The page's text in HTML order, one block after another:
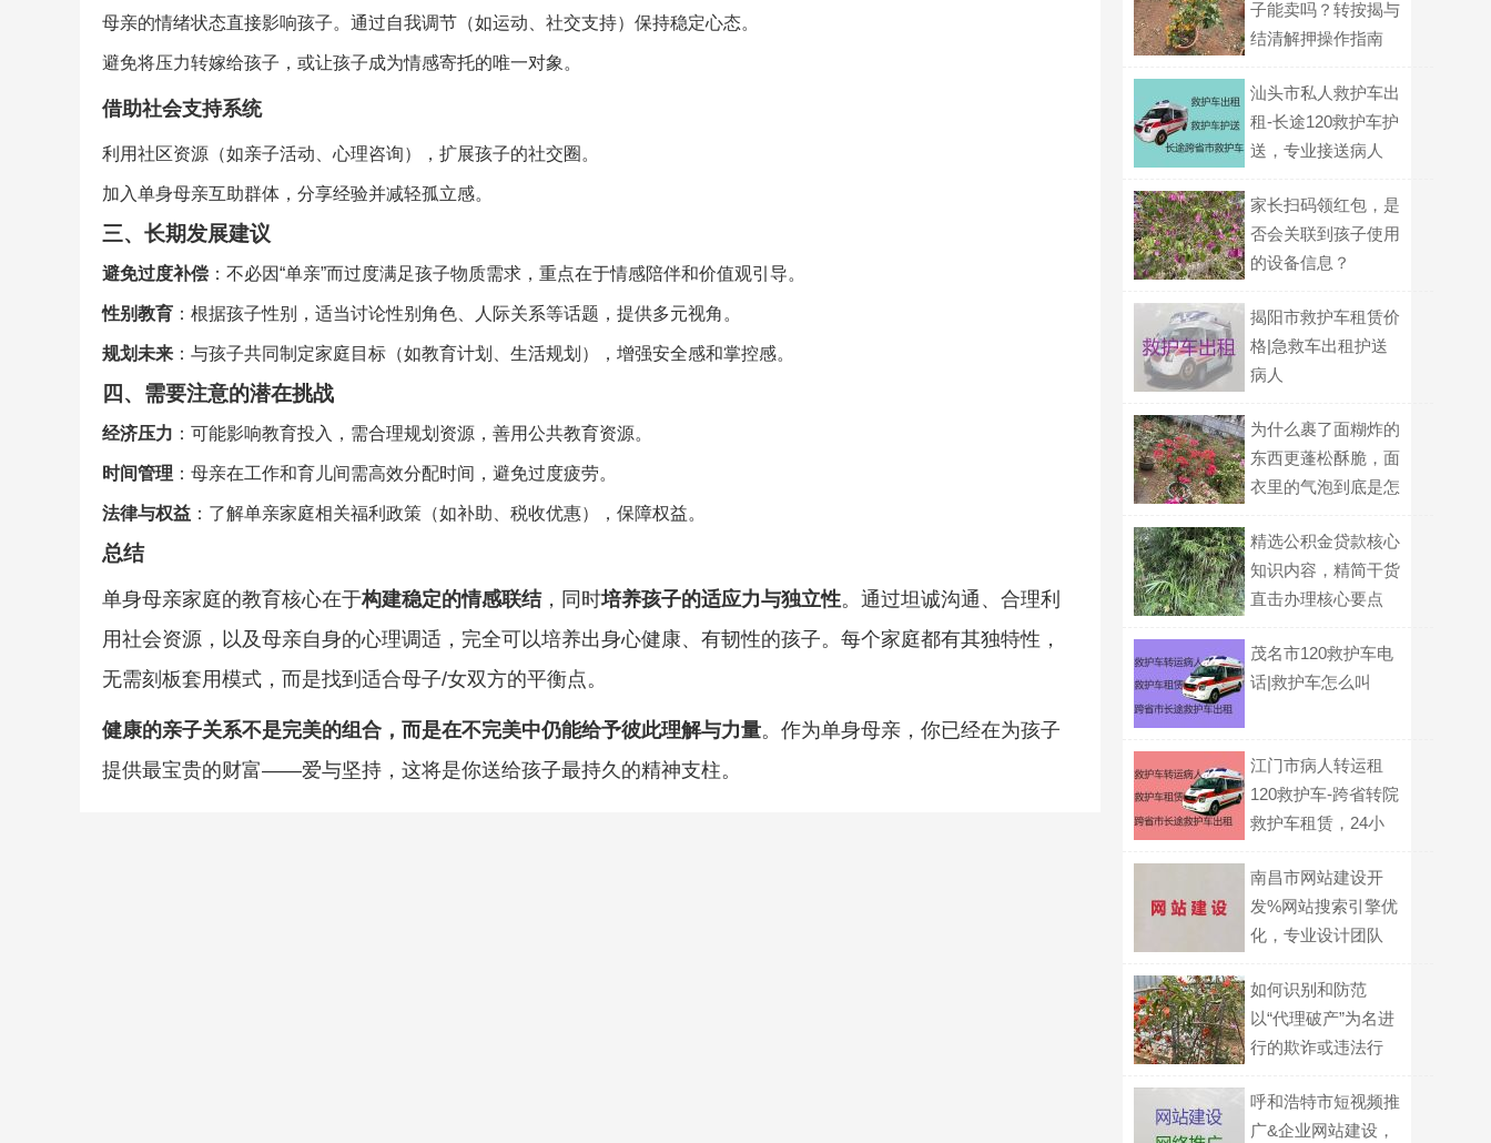
母亲的情绪状态直接影响孩子。通过自我调节（如运动、社交支持）保持稳定心态。
避免将压力转嫁给孩子，或让孩子成为情感寄托的唯一对象。
借助社会支持系统
利用社区资源（如亲子活动、心理咨询），扩展孩子的社交圈。
加入单身母亲互助群体，分享经验并减轻孤立感。
三、长期发展建议
避免过度补偿 ：不必因“单亲”而过度满足孩子物质需求，重点在于情感陪伴和价值观引导。
性别教育 ：根据孩子性别，适当讨论性别角色、人际关系等话题，提供多元视角。
规划未来 ：与孩子共同制定家庭目标（如教育计划、生活规划），增强安全感和掌控感。
四、需要注意的潜在挑战
经济压力 ：可能影响教育投入，需合理规划资源，善用公共教育资源。
时间管理 ：母亲在工作和育儿间需高效分配时间，避免过度疲劳。
法律与权益 ：了解单亲家庭相关福利政策（如补助、税收优惠），保障权益。
总结
单身母亲家庭的教育核心在于构建稳定的情感联结，同时培养孩子的适应力与独立性。通过坦诚沟通、合理利
用社会资源，以及母亲自身的心理调适，完全可以培养出身心健康、有韧性的孩子。每个家庭都有其独特性，
无需刻板套用模式，而是找到适合母子/女双方的平衡点。
健康的亲子关系不是完美的组合，而是在不完美中仍能给予彼此理解与力量。作为单身母亲，你已经在为孩子
提供最宝贵的财富——爱与坚持，这将是你送给孩子最持久的精神支柱。
子能卖吗？转按揭与
结清解押操作指南
汕头市私人救护车出
租-长途120救护车护
送，专业接送病人
家长扫码领红包，是
否会关联到孩子使用
的设备信息？
揭阳市救护车租赁价
格|急救车出租护送
病人
为什么裹了面糊炸的
东西更蓬松酥脆，面
衣里的气泡到底是怎
精选公积金贷款核心
知识内容，精简干货
直击办理核心要点
茂名市120救护车电
话|救护车怎么叫
江门市病人转运租
120救护车-跨省转院
救护车租赁，24小
南昌市网站建设开
发%网站搜索引擎优
化，专业设计团队
如何识别和防范
以“代理破产”为名进
行的欺诈或违法行
呼和浩特市短视频推
广&企业网站建设，